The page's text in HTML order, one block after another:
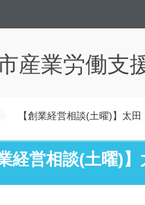
産業労働支
【創業経営相談(土曜)】太田
経営相談(土曜)】